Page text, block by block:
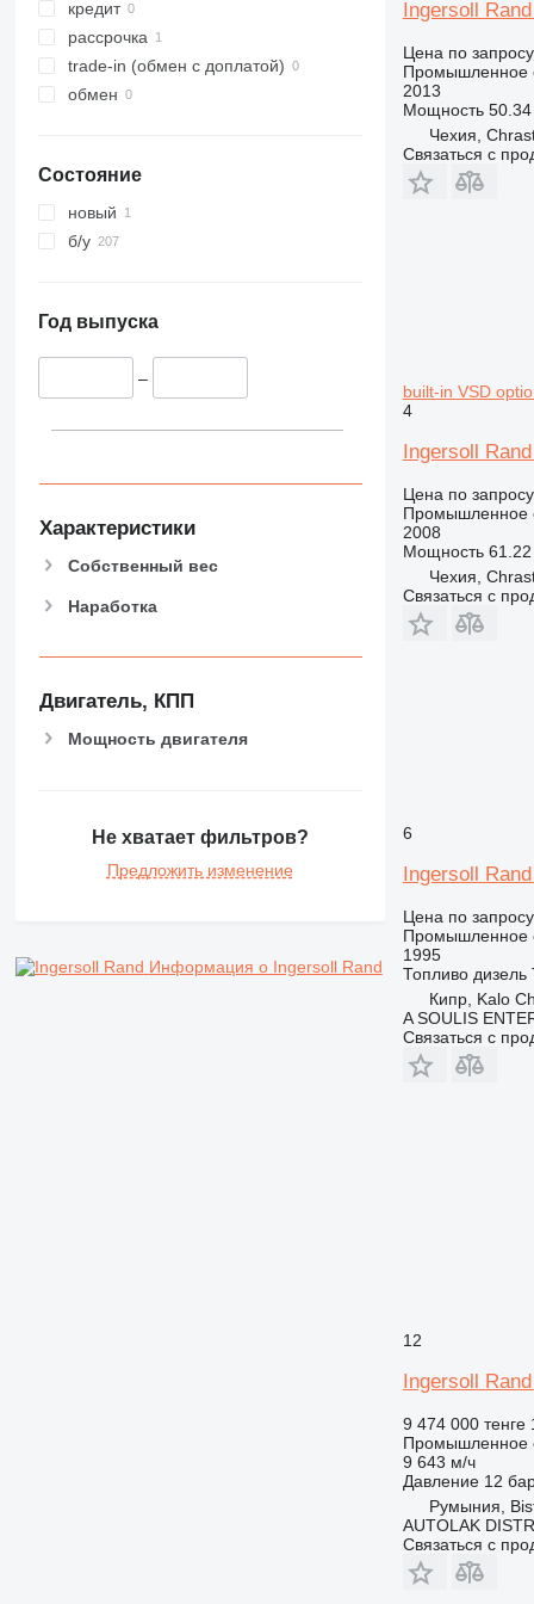
кредит
рассрочка
trade-in (обмен с доплатой)
обмен
Состояние
новый
б/у
Год выпуска
–
Характеристики
Собственный вес
Наработка
Двигатель, КПП
Мощность двигателя
Не хватает фильтров?
Предложить изменение
Информация о Ingersoll Rand
Ingersoll
Цена по запросу
Промышленное
2013
Мощность 50.34
Чехия,
Связаться с
built-in VSD
4
Ingersoll
Цена по запросу
Промышленное
2008
Мощность 61.22
Чехия,
Связаться с
6
Ingersoll
Цена по запросу
Промышленное
1995
Топливо дизель
Кипр, Kalo
A SOULIS
Связаться с
12
Ingersoll
9 474 000 тенге
Промышленное
9 643 м/ч
Давление 12
Румыния,
AUTOLAK
Связаться с